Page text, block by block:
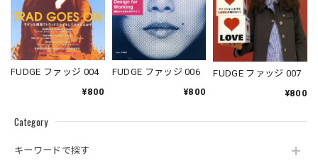
Category
キーワードで探す
FUDGE ファッジ 004
¥800
FUDGE ファッジ 006
¥800
FUDGE ファッジ 007
¥800